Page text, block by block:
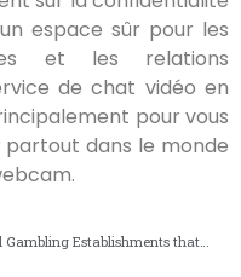
espace sûr pour les
et les relations
de chat vidéo en
pour vous
dans le monde
Ideal Gambling Establishments that Accept Mastercard: A Comprehensive Overview